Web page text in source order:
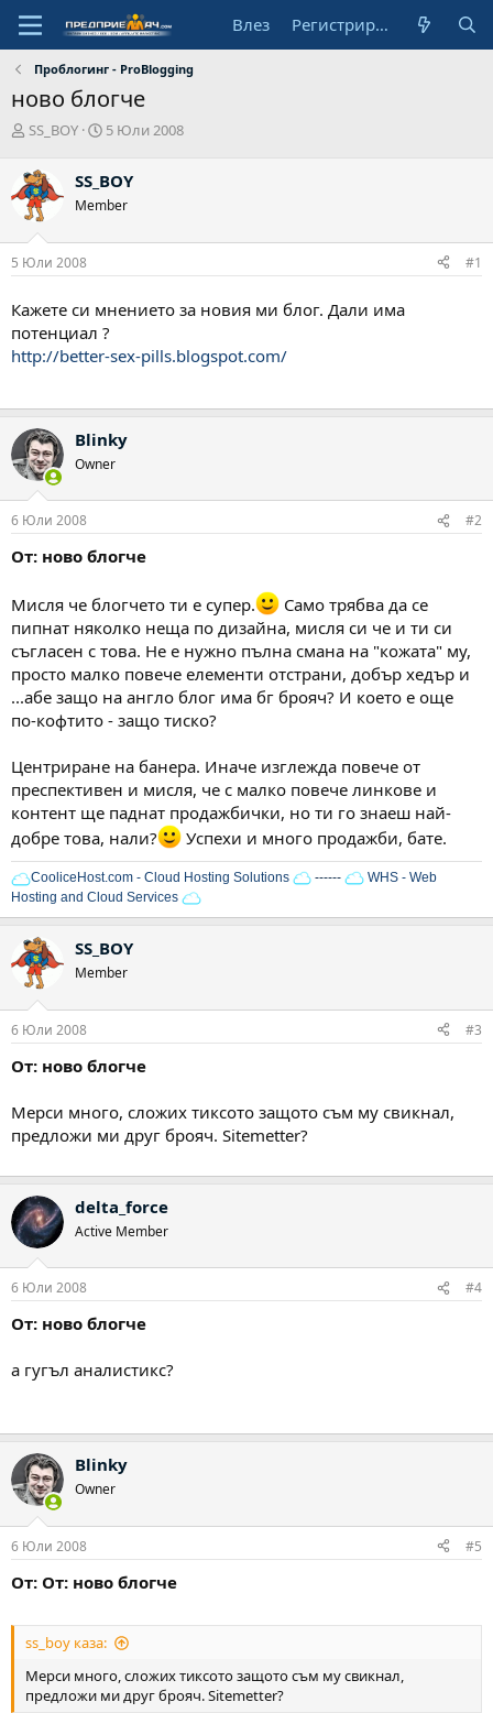
Влез Регистрирай се
Проблогинг - ProBlogging
ново блогче
А
т
о
р
SS_BOY
Н
а
л
а
т
а
5 Юли 2008
SS_BOY
Member
5 Юли 2008 #1
Кажете си мнението за новия ми блог. Дали има
потенциал ?
http://better-sex-pills.blogspot.com/
Blinky
Owner
6 Юли 2008 #2
От: ново блогче
Мисля че блогчето ти е супер.
Само трябва да се
пипнат няколко неща по дизайна, мисля си че и ти си
съгласен с това. Не е нужно пълна смана на "кожата" му,
просто малко повече елементи отстрани, добър хедър и
...абе защо на англо блог има бг брояч? И което е още
по-кофтито - защо тиско?
Центриране на банера. Иначе изглежда повече от
преспективен и мисля, че с малко повече линкове и
контент ще паднат продажбички, но ти го знаеш най-
добре това, нали?
Успехи и много продажби, бате.
CooliceHost.com - Cloud Hosting Solutions ------
WHS - Web
Hosting and Cloud Services
SS_BOY
Member
6 Юли 2008 #3
От: ново блогче
Мерси много, сложих тиксото защото съм му свикнал,
предложи ми друг брояч. Sitemetter?
delta_force
Active Member
6 Юли 2008 #4
От: ново блогче
а гугъл аналистикс?
Blinky
Owner
6 Юли 2008 #5
От: От: ново блогче
ss_boy каза:
Мерси много, сложих тиксото защото съм му свикнал,
предложи ми друг брояч. Sitemetter?